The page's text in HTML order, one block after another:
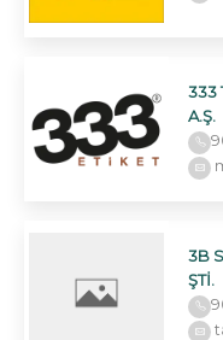
333
A.Ş.
3B
ŞTİ.